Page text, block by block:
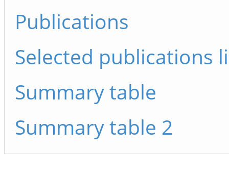
Publications
Selected publications
Summary table
Summary table 2